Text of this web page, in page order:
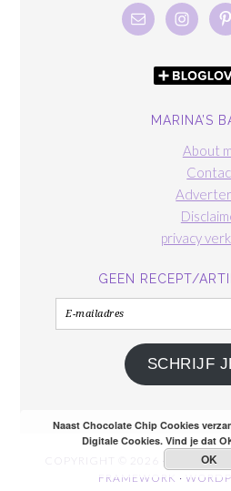
MARINA’S
About
privacy
GEEN RECEPT/
E-
mailadres
SCHRIJF
COPYRIGHT © 2026 · FOODIE
FRAMEWORK ·
Naast Chocolate Chip Cookies
Digitale Cookies. Vind je dat
OK